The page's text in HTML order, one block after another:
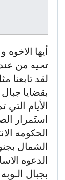
أيها
تحيه من
لقد تابعنا
بقضايا
الأيام التي
استَََمرار
الحكومه
الشمال
الدعوه